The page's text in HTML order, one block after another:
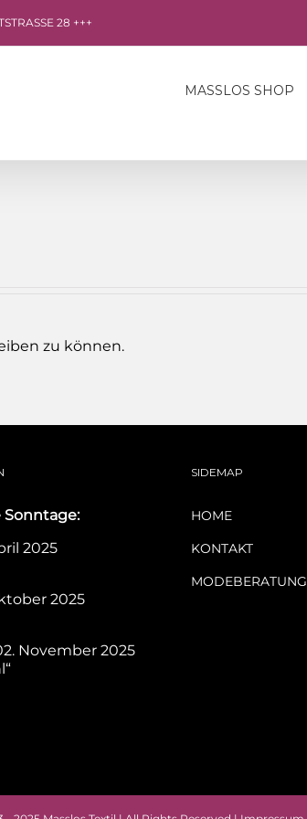
28 +++
MASSLOS SHOP
zu können.
Sonntage:
2025
2025
November 2025
SIDEMAP
HOME
KONTAKT
MODEBERATUNG